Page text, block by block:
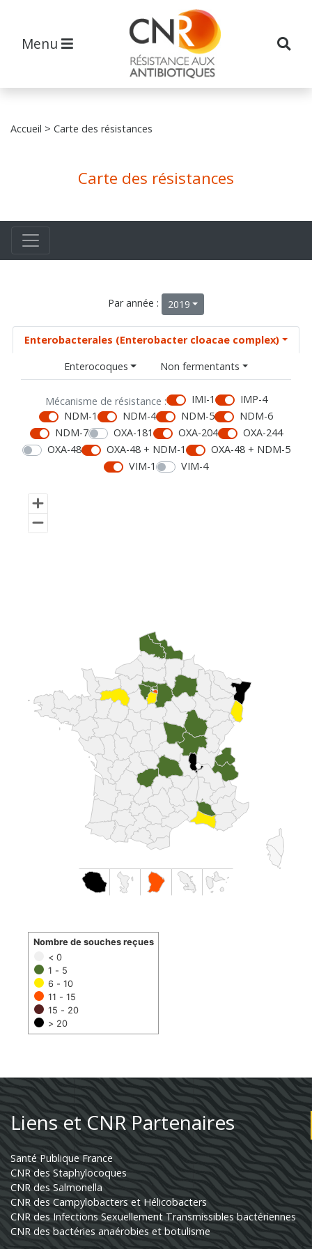
Menu
Accueil > Carte des résistances
Carte des résistances
Par année : 2019
Enterobacterales (Enterobacter cloacae complex)
Enterocoques
Non fermentants
Mécanisme de résistance : IMI-1
IMP-4
NDM-1
NDM-4 NDM-5
NDM-6
NDM-7
OXA-181 OXA-204
OXA-244
OXA-48
OXA-48 + NDM-1
OXA-48 + NDM-5
VIM-1
VIM-4
< 0
1 - 5
6 - 10
11 - 15
15 - 20
> 20
Nombre de souches reçues
Liens et CNR Partenaires
Santé Publique France
CNR des Staphylocoques
CNR des Salmonella
CNR des Campylobacters et Hélicobacters
CNR des Infections Sexuellement Transmissibles bactériennes
CNR des bactéries anaérobies et botulisme